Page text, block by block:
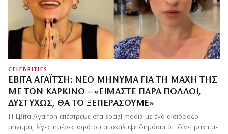
CELEBRITIES
ΕΒΊΤΑ ΑΓΑΪ́ΤΣΗ: ΝΈΟ ΜΉΝΥΜΑ ΓΙΑ ΤΗ ΜΆΧΗ ΤΗΣ
ΜΕ ΤΟΝ ΚΑΡΚΊΝΟ – «ΕΊΜΑΣΤΕ ΠΆΡΑ ΠΟΛΛΟΊ,
ΔΥΣΤΥΧΏΣ, ΘΑ ΤΟ ΞΕΠΕΡΆΣΟΥΜΕ»
Η Εβίτα Αγαΐτση επέστρεψε στα social media με ένα αισιόδοξο
μήνυμα, λίγες ημέρες αφότου αποκάλυψε δημόσια ότι δίνει μάχη με